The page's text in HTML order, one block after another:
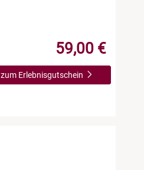
59,00 €
zum Erlebnisgutschein